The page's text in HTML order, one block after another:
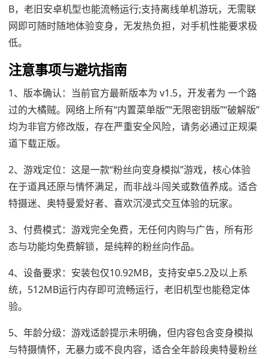
B，老旧安卓机型也能流畅运行;支持离线单机游玩，无需联
网即可随时随地体验变身，无发热负担，对手机性能要求极
低。
注意事项与避坑指南
1、版本确认：当前官方最新版本为 v1.5，开发者为 一个路
过的大橘贼。网络上所有“内置菜单版”“无限密钥版”“破解版”
均为非官方修改版，存在严重安全风险，请务必通过正规渠
道下载正版。
2、游戏定位：这是一款“粉丝向变身模拟”游戏，核心体验
在于道具还原与情怀满足，而非战斗闯关或数值养成。适合
特摄迷、奥特曼爱好者、喜欢沉浸式交互体验的玩家。
3、付费模式：游戏完全免费，无任何内购与广告，所有形
态与功能均免费解锁，是纯粹的粉丝向作品。
4、设备要求：安装包仅10.92MB，支持安卓5.2及以上系
统，512MB运行内存即可流畅运行，老旧机型也能稳定体
验。
5、年龄分级：游戏适龄提示未明确，但内容包含变身模拟
与特摄情怀，无暴力或不良内容，适合全年龄段奥特曼粉丝